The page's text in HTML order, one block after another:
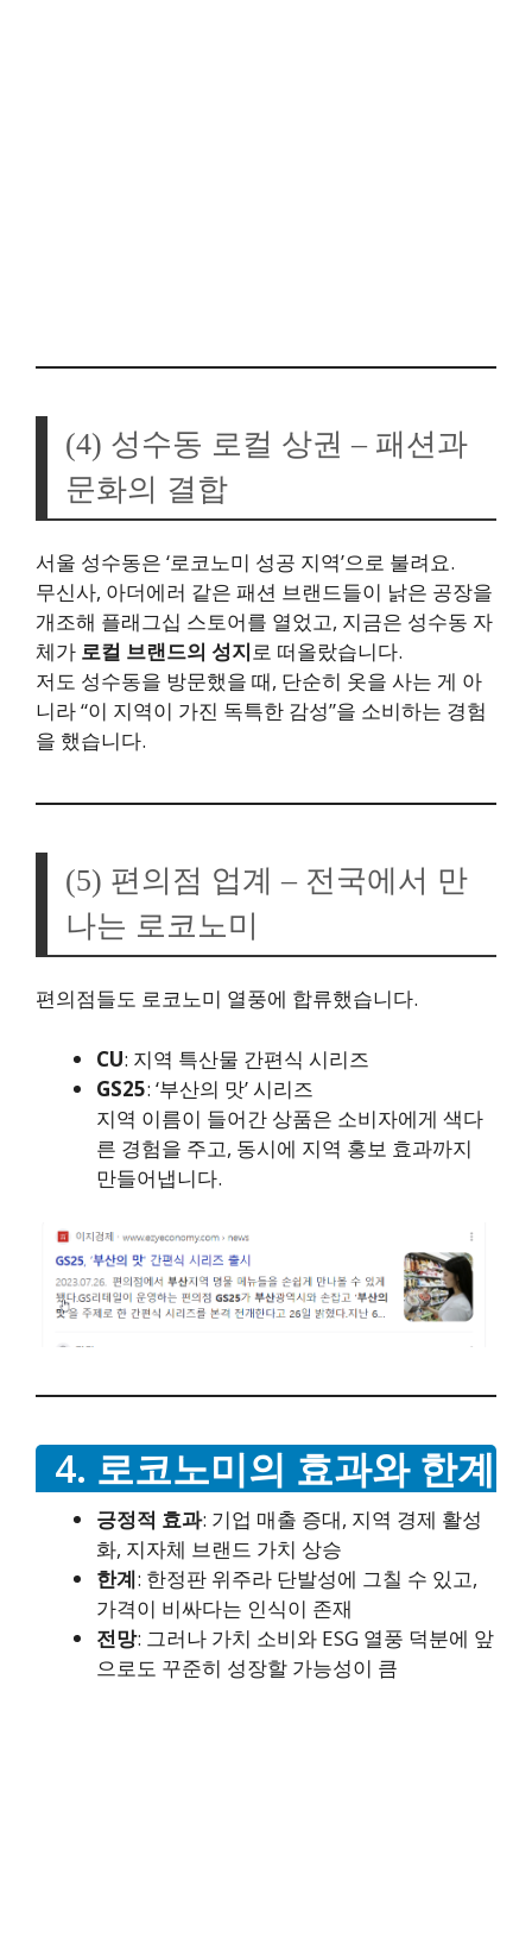
(4) 성수동 로컬 상권 – 패션과
문화의 결합
서울 성수동은 ‘로코노미 성공 지역’으로 불려요.
무신사, 아더에러 같은 패션 브랜드들이 낡은 공장을
개조해 플래그십 스토어를 열었고, 지금은 성수동 자
체가 로컬 브랜드의 성지로 떠올랐습니다.
저도 성수동을 방문했을 때, 단순히 옷을 사는 게 아
니라 “이 지역이 가진 독특한 감성”을 소비하는 경험
을 했습니다.
(5) 편의점 업계 – 전국에서 만
나는 로코노미
편의점들도 로코노미 열풍에 합류했습니다.
CU: 지역 특산물 간편식 시리즈
GS25: ‘부산의 맛’ 시리즈
지역 이름이 들어간 상품은 소비자에게 색다
른 경험을 주고, 동시에 지역 홍보 효과까지
만들어냅니다.
4. 로코노미의 효과와 한계
긍정적 효과: 기업 매출 증대, 지역 경제 활성
화, 지자체 브랜드 가치 상승
한계: 한정판 위주라 단발성에 그칠 수 있고,
가격이 비싸다는 인식이 존재
전망: 그러나 가치 소비와 ESG 열풍 덕분에 앞
으로도 꾸준히 성장할 가능성이 큼